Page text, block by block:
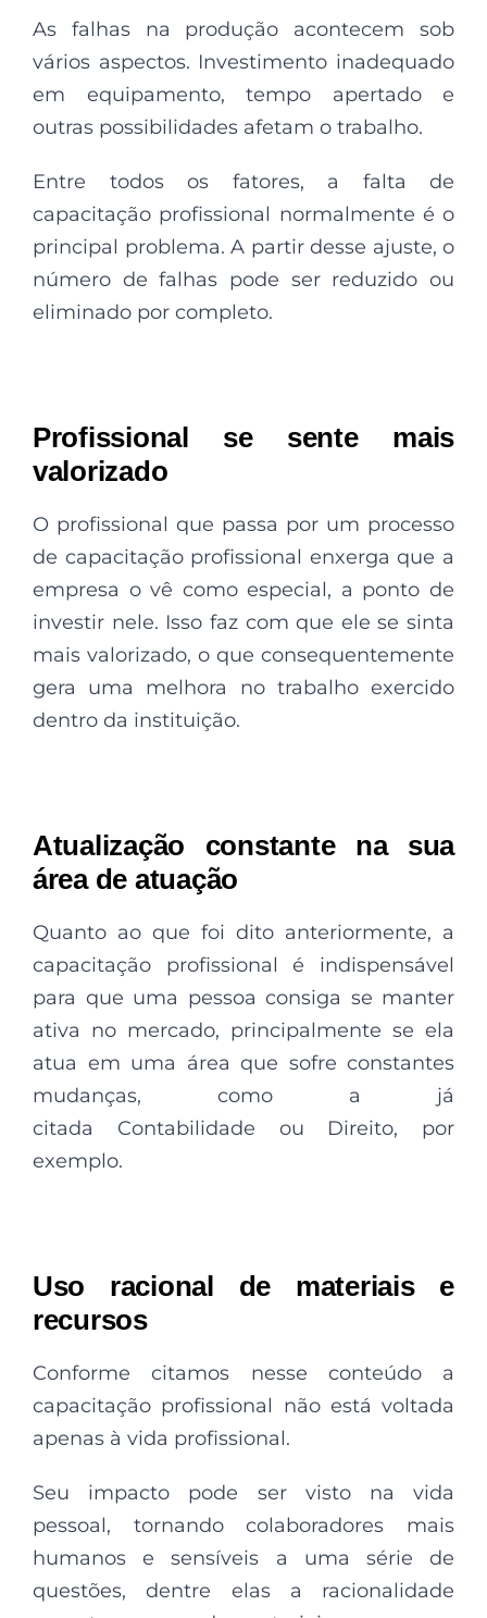
As falhas na produção acontecem sob
vários aspectos. Investimento inadequado
em equipamento, tempo apertado e
outras possibilidades afetam o trabalho.
Entre todos os fatores, a falta de
capacitação profissional normalmente é o
principal problema. A partir desse ajuste, o
número de falhas pode ser reduzido ou
eliminado por completo.
Profissional se sente mais
valorizado
O profissional que passa por um processo
de capacitação profissional enxerga que a
empresa o vê como especial, a ponto de
investir nele. Isso faz com que ele se sinta
mais valorizado, o que consequentemente
gera uma melhora no trabalho exercido
dentro da instituição.
Atualização constante na sua
área de atuação
Quanto ao que foi dito anteriormente, a
capacitação profissional é indispensável
para que uma pessoa consiga se manter
ativa no mercado, principalmente se ela
atua em uma área que sofre constantes
mudanças, como a já
citada Contabilidade ou Direito, por
exemplo.
Uso racional de materiais e
recursos
Conforme citamos nesse conteúdo a
capacitação profissional não está voltada
apenas à vida profissional.
Seu impacto pode ser visto na vida
pessoal, tornando colaboradores mais
humanos e sensíveis a uma série de
questões, dentre elas a racionalidade